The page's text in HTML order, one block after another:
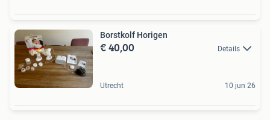
Borstkolf Horigen
€ 40,00 Details
Utrecht 10 jun 26